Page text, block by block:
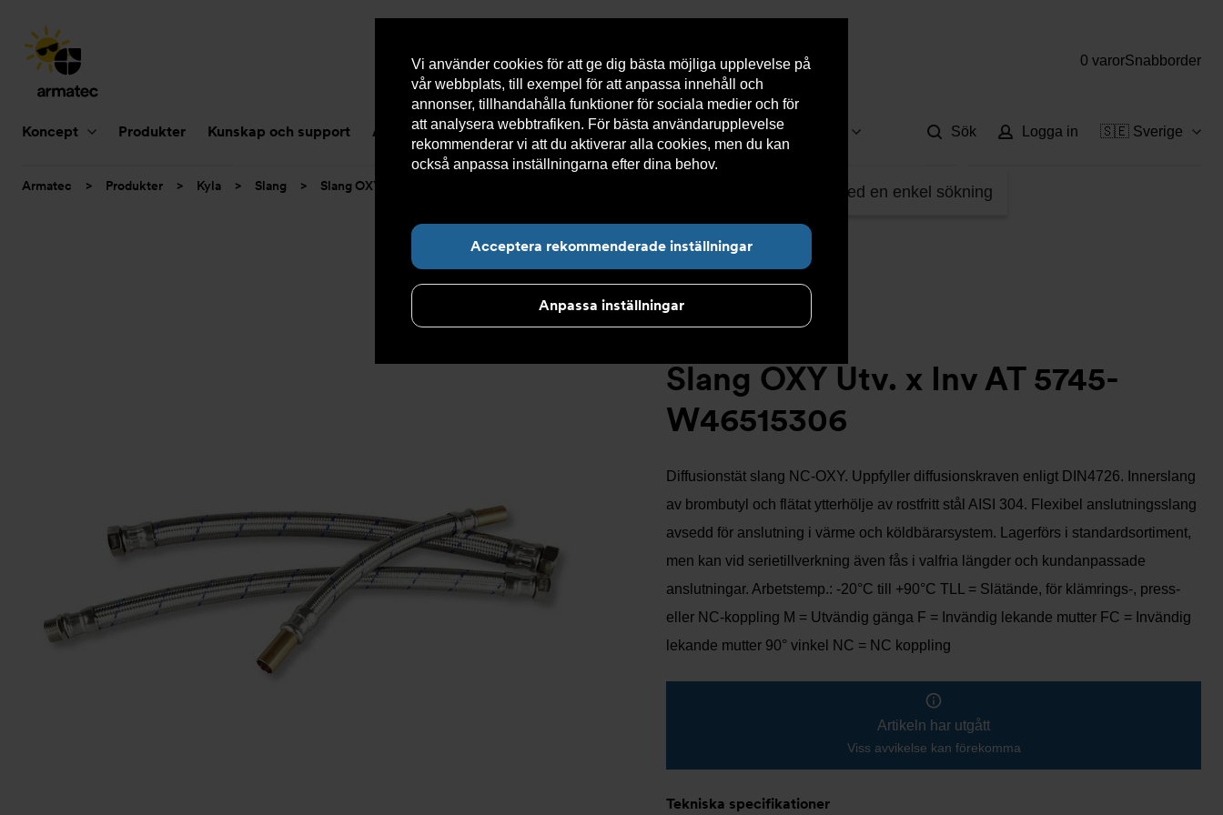
Vi använder cookies för att ge dig bästa möjliga upplevelse på
vår webbplats, till exempel för att anpassa innehåll och
annonser, tillhandahålla funktioner för sociala medier och för
att analysera webbtrafiken. För bästa användarupplevelse
rekommenderar vi att du aktiverar alla cookies, men du kan
också anpassa inställningarna efter dina behov.
Acceptera rekommenderade inställningar
Anpassa inställningar
0 varorSnabborder
Koncept Produkter Kunskap och support Aktuellt Om Armatec Hållbarhet Kontakta oss Kundservice
Hitta det du letar efter med en enkel sökning
Sök Logga in 🇸🇪 Sverige
Du
Armatec > Produkter > Kyla > Slang > Slang OXY
Slang OXY Utv. x Inv AT 5745-
W46515306
Diffusionstät slang NC-OXY. Uppfyller diffusionskraven enligt DIN4726. Innerslang
av brombutyl och flätat ytterhölje av rostfritt stål AISI 304. Flexibel anslutningsslang
avsedd för anslutning i värme och köldbärarsystem. Lagerförs i standardsortiment,
men kan vid serietillverkning även fås i valfria längder och kundanpassade
anslutningar. Arbetstemp.: -20°C till +90°C TLL = Slätände, för klämrings-, press-
eller NC-koppling M = Utvändig gänga F = Invändig lekande mutter FC = Invändig
lekande mutter 90° vinkel NC = NC koppling
Artikeln har utgått
Viss avvikelse kan förekomma
Tekniska specifikationer